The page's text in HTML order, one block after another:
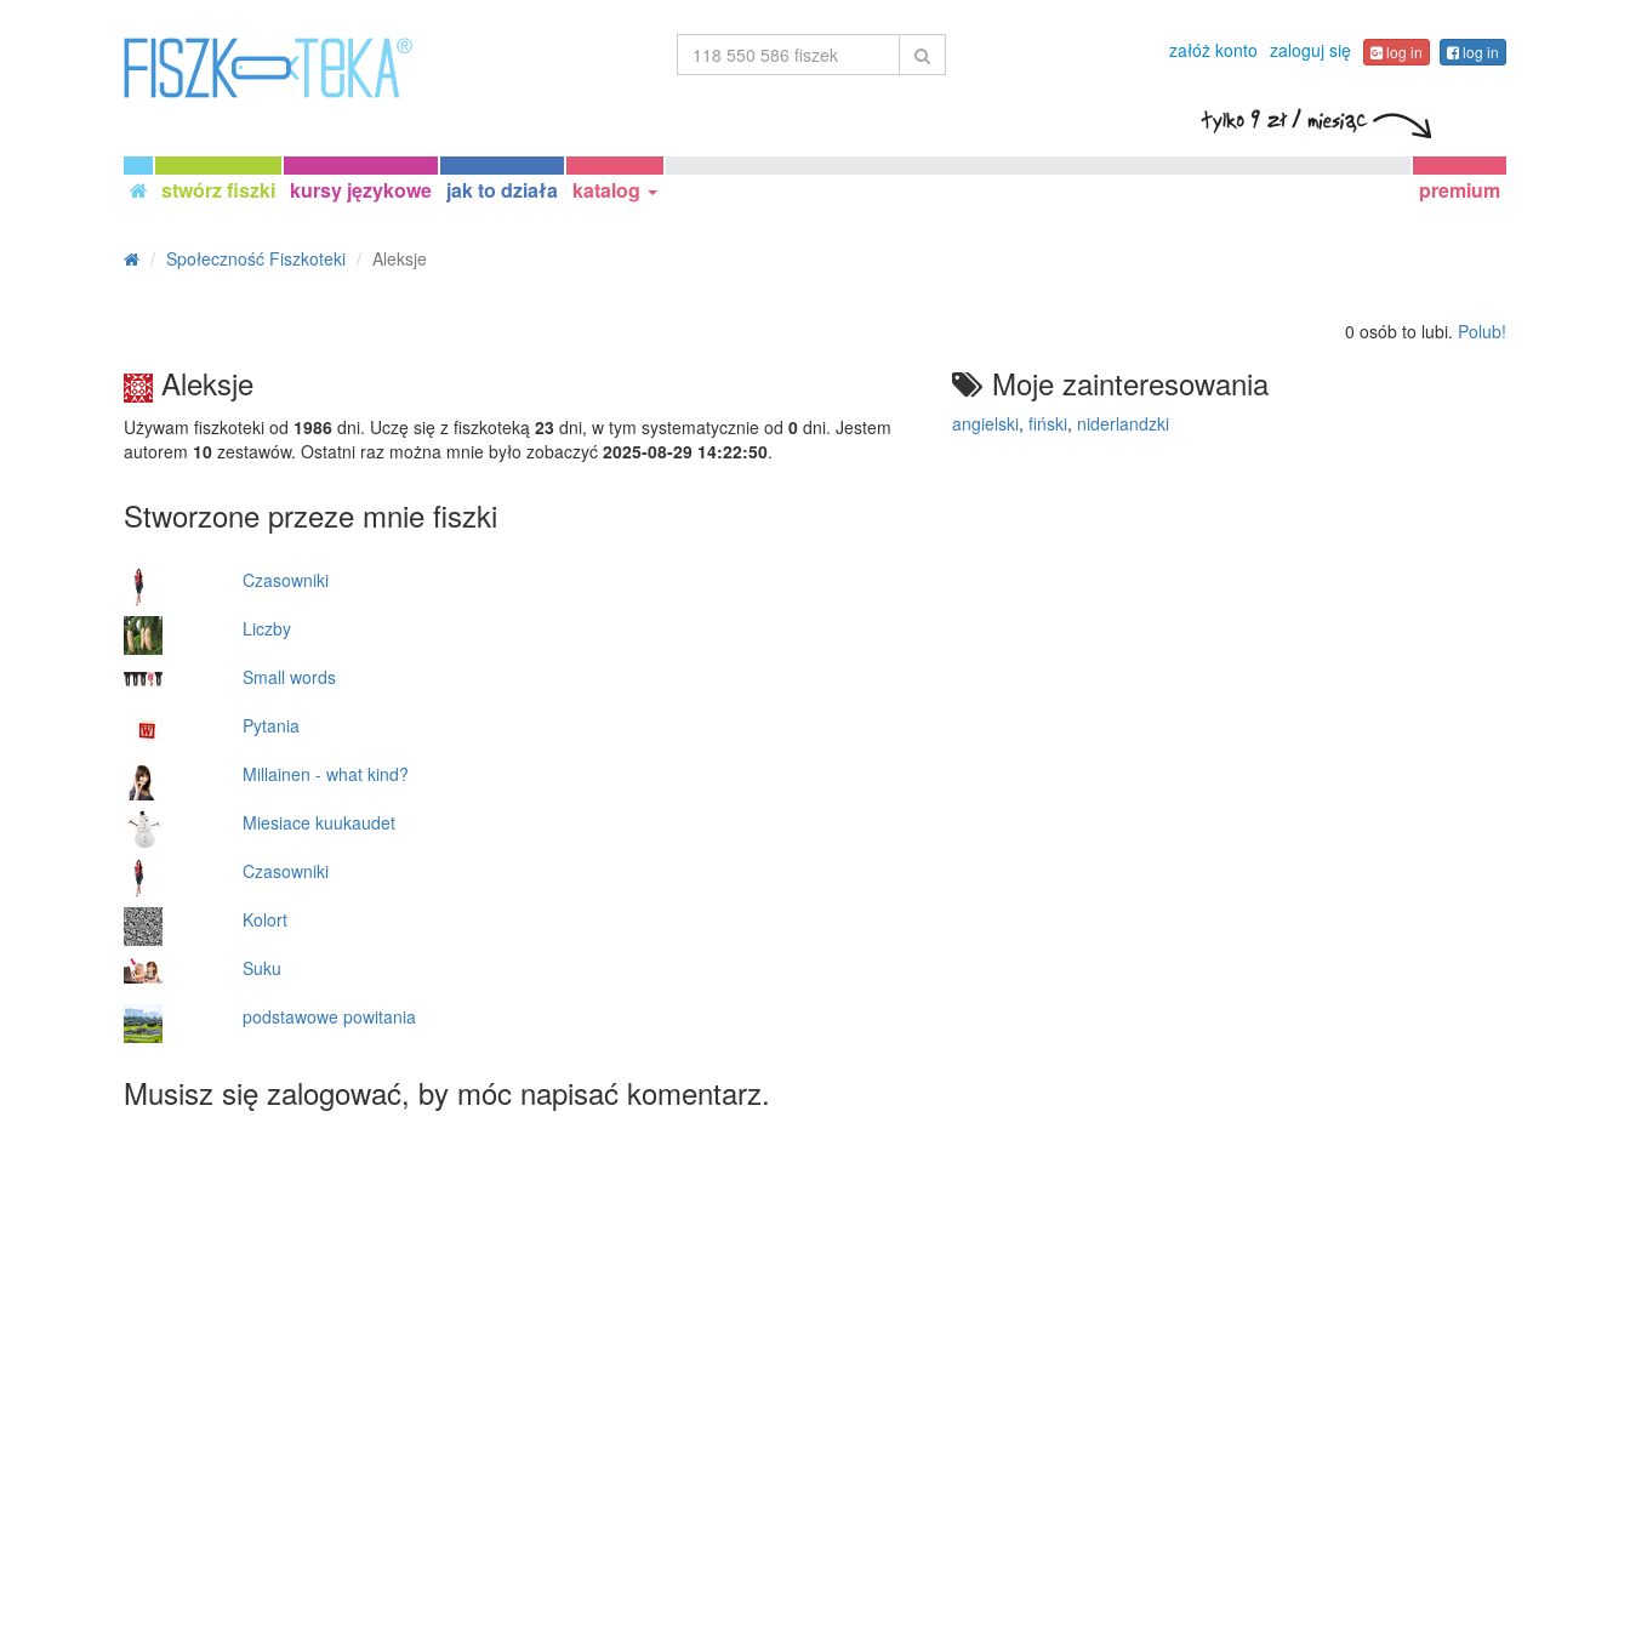
załóż konto zaloguj się log in log in
stwórz fiszki kursy językowe jak to działa katalog premium
Społeczność Fiszkoteki Aleksje
0 osób to lubi. Polub!
Aleksje
Używam fiszkoteki od 1986 dni. Uczę się z fiszkoteką 23 dni, w tym systematycznie od 0 dni. Jestem
autorem 10 zestawów. Ostatni raz można mnie było zobaczyć 2025-08-29 14:22:50.
Moje zainteresowania
angielski, fiński, niderlandzki
Stworzone przeze mnie fiszki
Czasowniki
Liczby
Small words
Pytania
Millainen - what kind?
Miesiace kuukaudet
Czasowniki
Kolort
Suku
podstawowe powitania
Musisz się zalogować, by móc napisać komentarz.